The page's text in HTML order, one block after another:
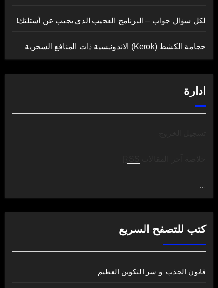
لكل سؤال جواب – البرنامج العجيب الذي يجيب عن أسئلتك!
حجامة الكشط (Kerok) الاندونيسية ذات المنافع السحرية
ادارة
..
كتب للتصفح السريع
قانون الجذب او سر التكوين العظيم